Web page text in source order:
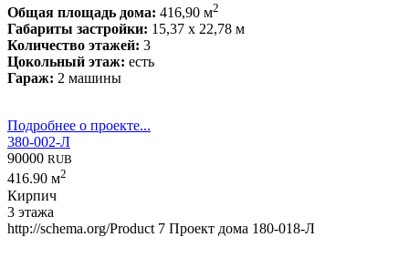
Общая площадь дома: 416,90 м2
Габариты застройки: 15,37 x 22,78 м
Количество этажей: 3
Цокольный этаж: есть
Гараж: 2 машины
Подробнее о проекте...
380-002-Л
90000 RUB
416.90 м2
Кирпич
3 этажа
http://schema.org/Product 7 Проект дома 180-018-Л